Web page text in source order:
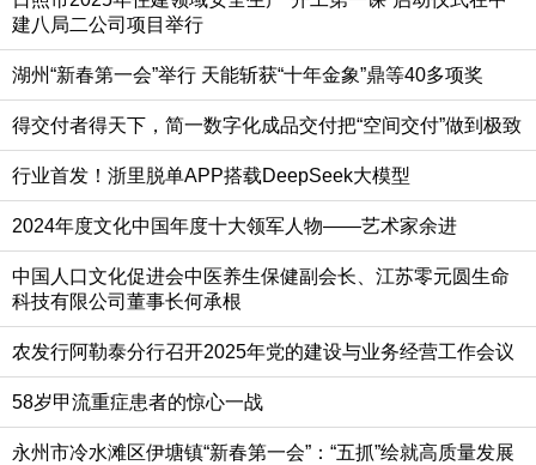
建八局二公司项目举行
湖州“新春第一会”举行 天能斩获“十年金象”鼎等40多项奖
得交付者得天下，简一数字化成品交付把“空间交付”做到极致
行业首发！浙里脱单APP搭载DeepSeek大模型
2024年度文化中国年度十大领军人物——艺术家余进
中国人口文化促进会中医养生保健副会长、江苏零元圆生命
科技有限公司董事长何承根
农发行阿勒泰分行召开2025年党的建设与业务经营工作会议
58岁甲流重症患者的惊心一战
永州市冷水滩区伊塘镇“新春第一会”：“五抓”绘就高质量发展